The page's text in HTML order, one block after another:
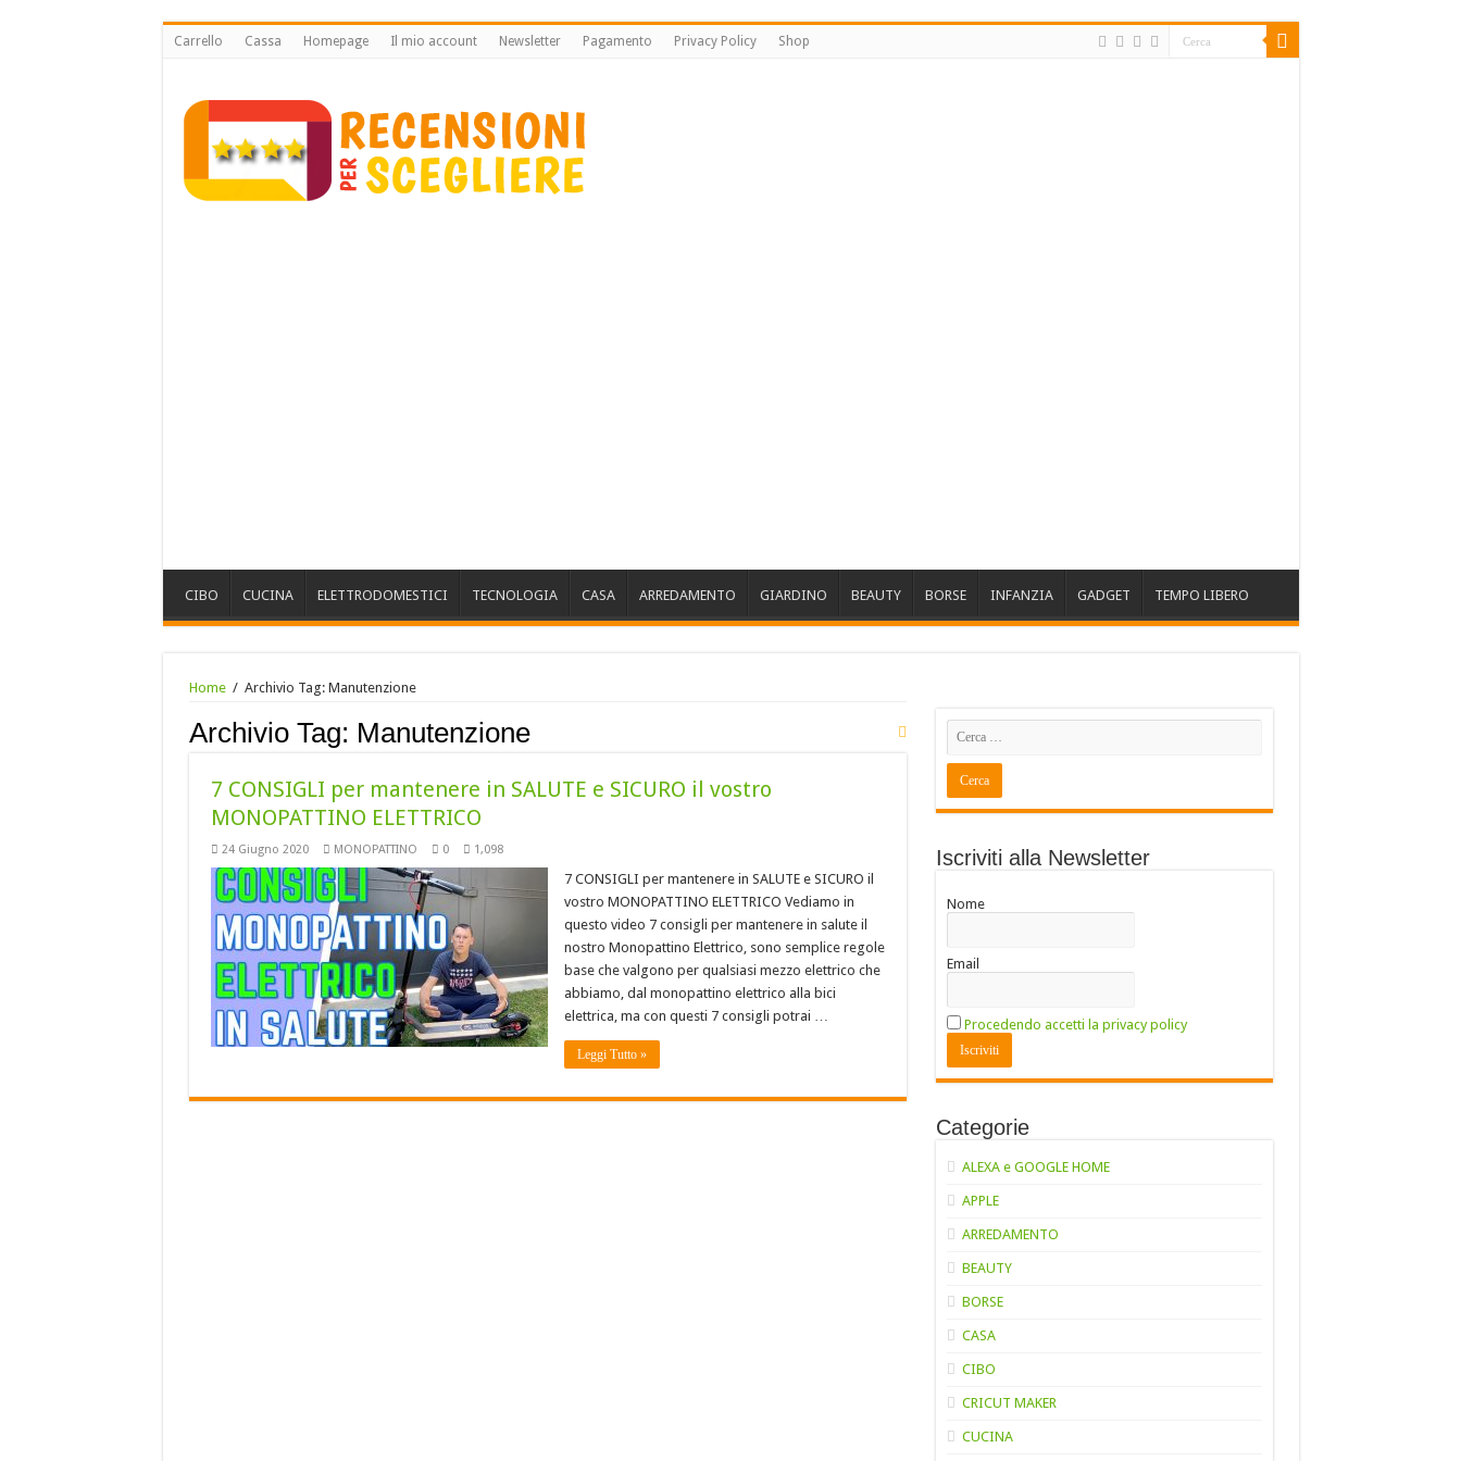
Carrello Cassa Homepage Il mio account Newsletter Pagamento Privacy Policy Shop
CIBO CUCINA ELETTRODOMESTICI TECNOLOGIA CASA ARREDAMENTO GIARDINO BEAUTY BORSE INFANZIA GADGET TEMPO LIBERO
Home / Archivio Tag: Manutenzione
Archivio Tag: Manutenzione
7 CONSIGLI per mantenere in SALUTE e SICURO il vostro
MONOPATTINO ELETTRICO
24 Giugno 2020 MONOPATTINO 0 1,098
7 CONSIGLI per mantenere in SALUTE e SICURO il
vostro MONOPATTINO ELETTRICO Vediamo in
questo video 7 consigli per mantenere in salute il
nostro Monopattino Elettrico, sono semplice regole
base che valgono per qualsiasi mezzo elettrico che
abbiamo, dal monopattino elettrico alla bici
elettrica, ma con questi 7 consigli potrai …
Leggi Tutto »
Iscriviti alla Newsletter
Nome
Email
Procedendo accetti la privacy policy
Categorie
ALEXA e GOOGLE HOME
APPLE
ARREDAMENTO
BEAUTY
BORSE
CASA
CIBO
CRICUT MAKER
CUCINA